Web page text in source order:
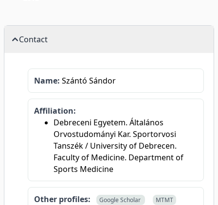
Contact
Name: Szántó Sándor
Affiliation:
Debreceni Egyetem. Általános
Orvostudományi Kar. Sportorvosi
Tanszék / University of Debrecen.
Faculty of Medicine. Department of
Sports Medicine
Other profiles: Google Scholar MTMT